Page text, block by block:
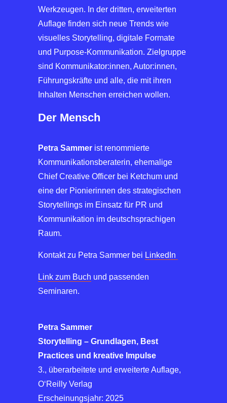
Werkzeugen. In der dritten, erweiterten
Auflage finden sich neue Trends wie
visuelles Storytelling, digitale Formate
und Purpose-Kommunikation. Zielgruppe
sind Kommunikator:innen, Autor:innen,
Führungskräfte und alle, die mit ihren
Inhalten Menschen erreichen wollen.
Der Mensch
Petra Sammerist renommierte
Kommunikationsberaterin, ehemalige
Chief Creative Officer bei Ketchum und
eine der Pionierinnen des strategischen
Storytellings im Einsatz für PR und
Kommunikation im deutschsprachigen
Raum.
Kontakt zu Petra Sammer bei LinkedIn
Link zum Buch und passenden
Seminaren.
Petra Sammer
Storytelling – Grundlagen, Best
Practices und kreative Impulse
3., überarbeitete und erweiterte Auflage,
O‘Reilly Verlag
Erscheinungsjahr: 2025